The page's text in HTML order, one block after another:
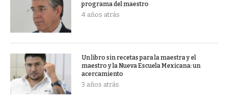
programa del maestro
4 años atrás
Un libro sin recetas para la maestra y el
maestro y la Nueva Escuela Mexicana: un
acercamiento
3 años atrás